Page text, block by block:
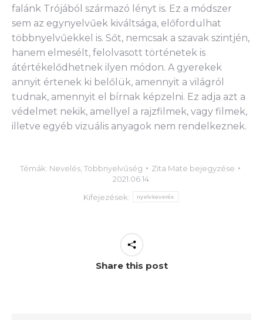
falánk Trójából származó lényt is. Ez a módszer
sem az egynyelvűek kiváltsága, előfordulhat
többnyelvűekkel is. Sőt, nemcsak a szavak szintjén,
hanem elmesélt, felolvasott történetek is
átértékelődhetnek ilyen módon. A gyerekek
annyit értenek ki belőlük, amennyit a világról
tudnak, amennyit el bírnak képzelni. Ez adja azt a
védelmet nekik, amellyel a rajzfilmek, vagy filmek,
illetve egyéb vizuális anyagok nem rendelkeznek.
Témák: Nevelés, Többnyelvűség Zita Mate bejegyzése
2021.06.14.
Kifejezések:
nyelvkeverés
Share this post